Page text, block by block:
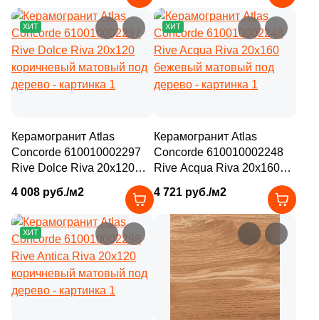
ХИТ
Керамогранит Atlas
Concorde 610010002297
Rive Dolce Riva 20x120
коричневый матовый под
дерево
4 008 руб./м2
ХИТ
Керамогранит Atlas
Concorde 610010002248
Rive Acqua Riva 20x160
дерево
4 721 руб./м2
ХИТ